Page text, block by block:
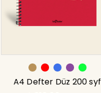
A4 Defter Düz 200 syf